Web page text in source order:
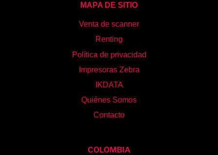
MAPA DE SITIO
Venta de scanner
Renting
Política de privacidad
Impresoras Zebra
IKDATA
Quiénes Somos
Contacto
COLOMBIA